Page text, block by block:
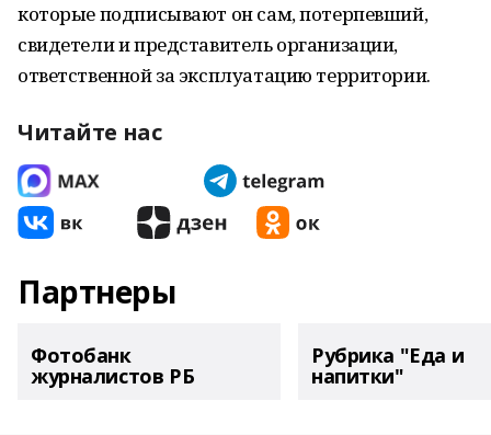
которые подписывают он сам, потерпевший,
свидетели и представитель организации,
ответственной за эксплуатацию территории.
Читайте нас
Партнеры
Фотобанк
журналистов РБ
Рубрика "Еда и
напитки"